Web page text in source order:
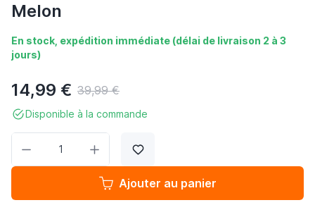
Melon
En stock, expédition immédiate (délai de livraison 2 à 3
jours)
14,99 € 39,99 €
Disponible à la commande
Ajouter au panier